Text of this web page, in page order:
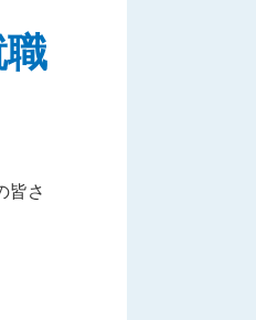
皆さ